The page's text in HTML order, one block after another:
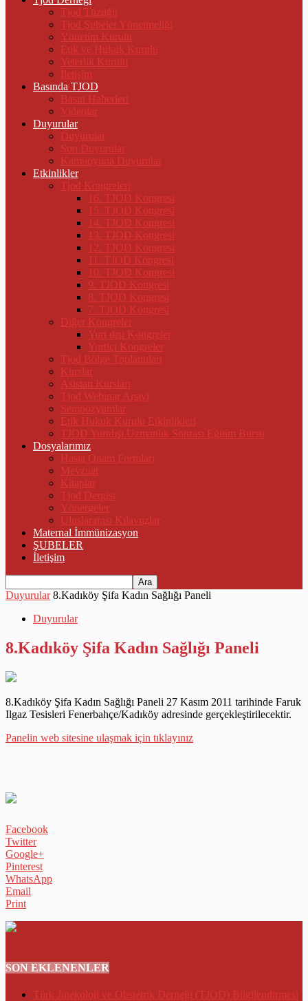
Tjod Tüzüğü
Tjod Şubeler Yönetmeliği
Yönetim Kurulu
Etik ve Hukuk Kurulu
Yeterlik Kurulu
İletişim
Basında TJOD
Basın Haberleri
Videolar
Duyurular
Duyurular
Son Duyurular
Kamuoyuna Duyurular
Etkinlikler
Tjod Kongreleri
16. TJOD Kongresi
15. TJOD Kongresi
14. TJOD Kongresi
13. TJOD Kongresi
12. TJOD Kongresi
11. TJOD Kongresi
10. TJOD Kongresi
9. TJOD Kongresi
8. TJOD Kongresi
7. TJOD Kongresi
Diğer Kongreler
Yurt dışı Kongreler
Yurtiçi Kongreler
Tjod Bölge Toplantıları
Kurslar
Asistan Kursları
Tjod Webinar Arşivi
Sempozyumlar
Etik Hukuk Kurulu Etkinlikleri
TJOD Yurtdışı Uzmanlık Sonrası Eğitim Bursu
Dosyalarımız
Hasta Onam Formları
Mevzuat
Kitaplar
Tjod Dergisi
Yönergeler
Uluslararası Kılavuzlar
Maternal İmmünizasyon
ŞUBELER
İletişim
Duyurular 8.Kadıköy Şifa Kadın Sağlığı Paneli
Duyurular
8.Kadıköy Şifa Kadın Sağlığı Paneli
8.Kadıköy Şifa Kadın Sağlığı Paneli 27 Kasım 2011 tarihinde Faruk
Ilgaz Tesisleri Fenerbahçe/Kadıköy adresinde gerçekleştirilecektir.
Panelin web sitesine ulaşmak için tıklayınız
Facebook
Twitter
Google+
Pinterest
WhatsApp
Email
Print
SON EKLENENLER
Türk Jinekoloji ve Obstetrik Derneği (TJOD) Bilgilendirmesi